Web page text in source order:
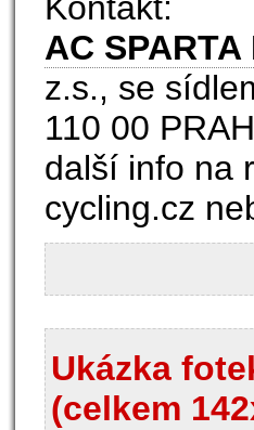
Kontakt:
AC SPARTA
z.s., se
110 00
další info na
cycling.cz
Ukázka
(celkem